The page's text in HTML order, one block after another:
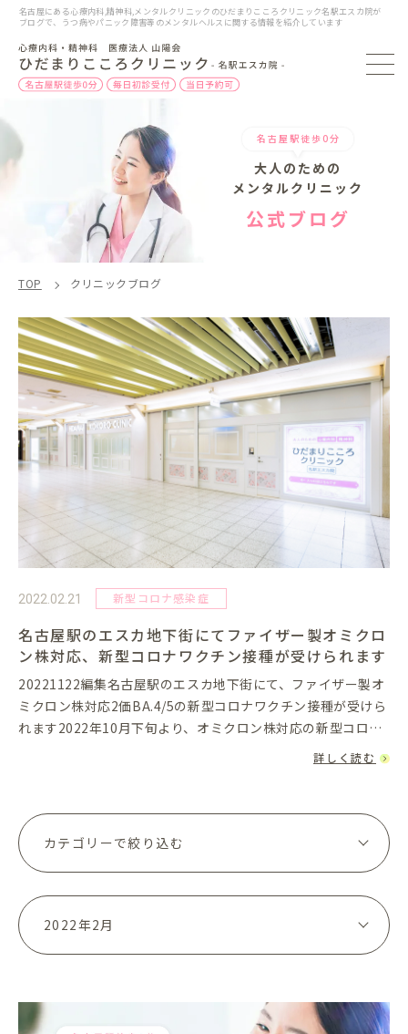
名古屋にある心療内科,精神科,メンタルクリニックのひだまりこころクリニック名駅エスカ院が
ブログで、うつ病やパニック障害等のメンタルヘルスに関する情報を紹介しています
名古屋駅徒歩0分
大人のための
メンタルクリニック
公式ブログ
TOP クリニックブログ
2022.02.21 新型コロナ感染症
名古屋駅のエスカ地下街にてファイザー製オミクロ
ン株対応、新型コロナワクチン接種が受けられます
20221122編集名古屋駅のエスカ地下街にて、ファイザー製オ
ミクロン株対応2価BA.4/5の新型コロナワクチン接種が受けら
れます2022年10月下旬より、オミクロン株対応の新型コロナ
ウイルスワクチンを、名古屋駅西側のエスカ地下街にて接種
詳しく読む